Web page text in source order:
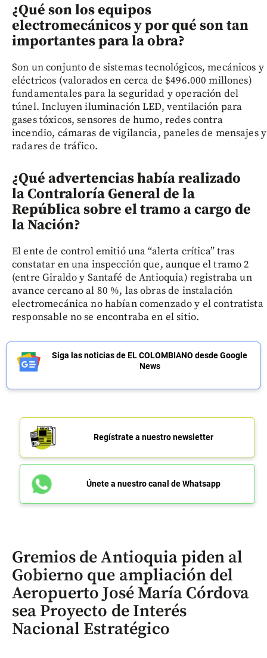
¿Qué son los equipos
electromecánicos y por qué son tan
importantes para la obra?
Son un conjunto de sistemas tecnológicos, mecánicos y
eléctricos (valorados en cerca de $496.000 millones)
fundamentales para la seguridad y operación del
túnel. Incluyen iluminación LED, ventilación para
gases tóxicos, sensores de humo, redes contra
incendio, cámaras de vigilancia, paneles de mensajes y
radares de tráfico.
¿Qué advertencias había realizado
la Contraloría General de la
República sobre el tramo a cargo de
la Nación?
El ente de control emitió una “alerta crítica” tras
constatar en una inspección que, aunque el tramo 2
(entre Giraldo y Santafé de Antioquia) registraba un
avance cercano al 80 %, las obras de instalación
electromecánica no habían comenzado y el contratista
responsable no se encontraba en el sitio.
Siga las noticias de EL COLOMBIANO desde Google
News
Regístrate a nuestro newsletter
Únete a nuestro canal de Whatsapp
Gremios de Antioquia piden al
Gobierno que ampliación del
Aeropuerto José María Córdova
sea Proyecto de Interés
Nacional Estratégico